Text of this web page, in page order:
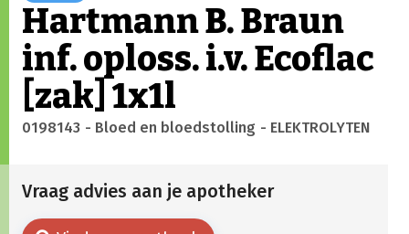
Hartmann B. Braun
inf. oploss. i.v. Ecoflac
[zak] 1x1l
0198143 - Bloed en bloedstolling - ELEKTROLYTEN
Vraag advies aan je apotheker